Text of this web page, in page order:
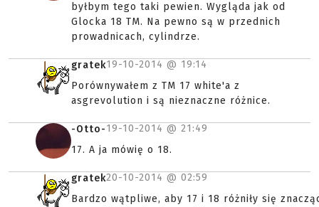
byłbym tego taki pewien. Wygląda jak od
Glocka 18 TM. Na pewno są w przednich
prowadnicach, cylindrze.
gratek19-10-2014 @ 19:14
Porównywałem z TM 17 white'a z
asgrevolution i są nieznaczne różnice.
-Otto-19-10-2014 @ 21:49
17. A ja mówię o 18.
gratek20-10-2014 @ 02:59
Bardzo wątpliwe, aby 17 i 18 różniły się